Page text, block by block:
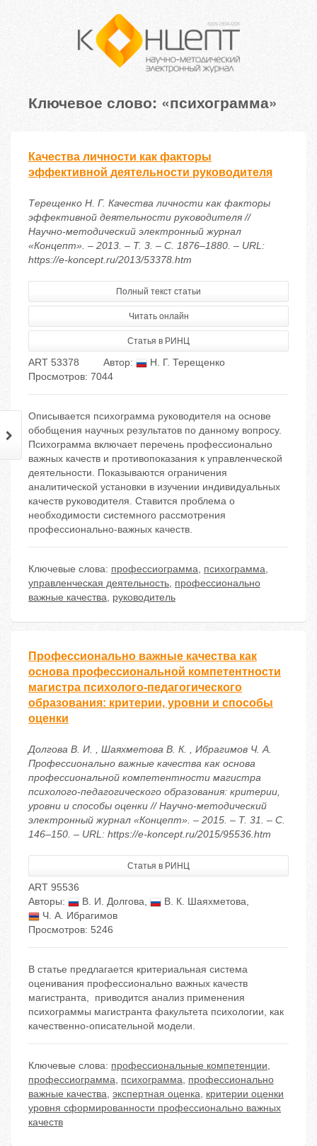
Ключевое слово: «психограмма»
Качества личности как факторы
эффективной деятельности руководителя
Терещенко Н. Г. Качества личности как факторы
эффективной деятельности руководителя //
Научно-методический электронный журнал
«Концепт». – 2013. – Т. 3. – С. 1876–1880. – URL:
https://e-koncept.ru/2013/53378.htm
Полный текст статьи
Читать онлайн
Статья в РИНЦ
ART 53378 Автор:
Н. Г. Терещенко
Просмотров: 7044
Описывается психограмма руководителя на основе
обобщения научных результатов по данному вопросу.
Психограмма включает перечень профессионально
важных качеств и противопоказания к управленческой
деятельности. Показываются ограничения
аналитической установки в изучении индивидуальных
качеств руководителя. Ставится проблема о
необходимости системного рассмотрения
профессионально-важных качеств.
Ключевые слова: профессиограмма, психограмма,
управленческая деятельность, профессионально
важные качества, руководитель
Профессионально важные качества как
основа профессиональной компетентности
магистра психолого-педагогического
образования: критерии, уровни и способы
оценки
Долгова В. И. , Шаяхметова В. К. , Ибрагимов Ч. А.
Профессионально важные качества как основа
профессиональной компетентности магистра
психолого-педагогического образования: критерии,
уровни и способы оценки // Научно-методический
электронный журнал «Концепт». – 2015. – Т. 31. – С.
146–150. – URL: https://e-koncept.ru/2015/95536.htm
Статья в РИНЦ
ART 95536
Авторы:
В. И. Долгова, В. К. Шаяхметова,
Ч. А. Ибрагимов
Просмотров: 5246
В статье предлагается критериальная система
оценивания профессионально важных качеств
магистранта, приводится анализ применения
психограммы магистранта факультета психологии, как
качественно-описательной модели.
Ключевые слова: профессиональные компетенции,
профессиограмма, психограмма, профессионально
важные качества, экспертная оценка, критерии оценки
уровня сформированности профессионально важных
качеств